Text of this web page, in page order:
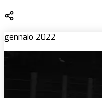
gennaio 2022